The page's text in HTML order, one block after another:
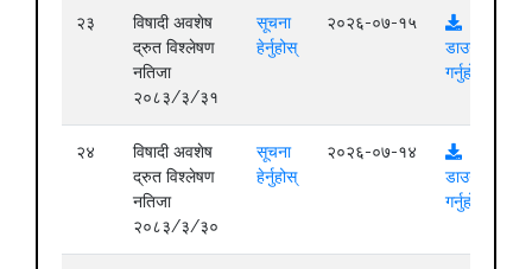
२३
विषादी अवशेष
द्रुत विश्लेषण
नतिजा
२०८३/३/३१
सूचना
हेर्नुहोस्
२०२६-०७-१५
डाउनलोड
गर्नुहोस्
२४
विषादी अवशेष
द्रुत विश्लेषण
नतिजा
२०८३/३/३०
सूचना
हेर्नुहोस्
२०२६-०७-१४
डाउनलोड
गर्नुहोस्